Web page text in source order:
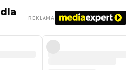
REKLAMA